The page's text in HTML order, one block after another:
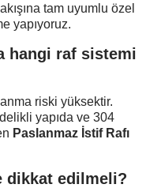
tam uyumlu özel
yapıyoruz.
hangi raf sistemi
riski yüksektir.
yapıda ve 304
Paslanmaz İstif Rafı
dikkat edilmeli?